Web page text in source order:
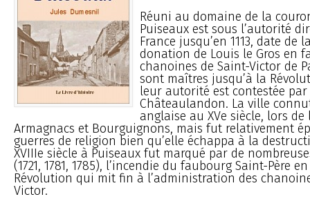
Réuni au domaine de la
Puiseaux est sous l’autorité
France jusqu’en 1113, date de
donation de Louis le Gros en
chanoines de Saint-Victor de
sont maîtres jusqu’à la
leur autorité est contestée par
Châteaulandon. La ville
anglaise au XVe siècle, lors
Armagnacs et Bourguignons, mais fut relativement
guerres de religion bien qu’elle échappa à la
XVIIIe siècle à Puiseaux fut marqué par de
(1721, 1781, 1785), l’incendie du faubourg Saint-Père
Révolution qui mit fin à l’administration des
Victor.